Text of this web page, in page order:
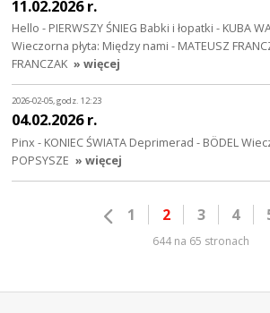
11.02.2026 r.
Hello - PIERWSZY ŚNIEG Babki i łopatki - KUBA
Wieczorna płyta: Między nami - MATEUSZ
FRANCZAK » więcej
2026-02-05, godz. 12:23
04.02.2026 r.
Pinx - KONIEC ŚWIATA Deprimerad - BÖDEL
POPSYSZE » więcej
1 2 3 4
644 na 65 stronach